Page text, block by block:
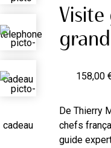
158,00
De Thierry
chefs
guide